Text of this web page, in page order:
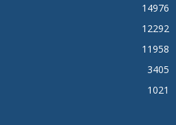
14976
12292
11958
3405
1021